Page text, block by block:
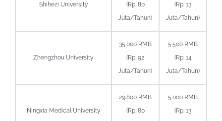
Shihezi University
(Rp. 80
Juta/Tahun)
(Rp. 13
Juta/Tahun)
Zhengzhou University
35.000 RMB
(Rp. 92
Juta/Tahun)
5.500 RMB
(Rp. 14
Juta/Tahun)
Ningxia Medical University
29.800 RMB
(Rp. 80
5.000 RMB
(Rp. 13